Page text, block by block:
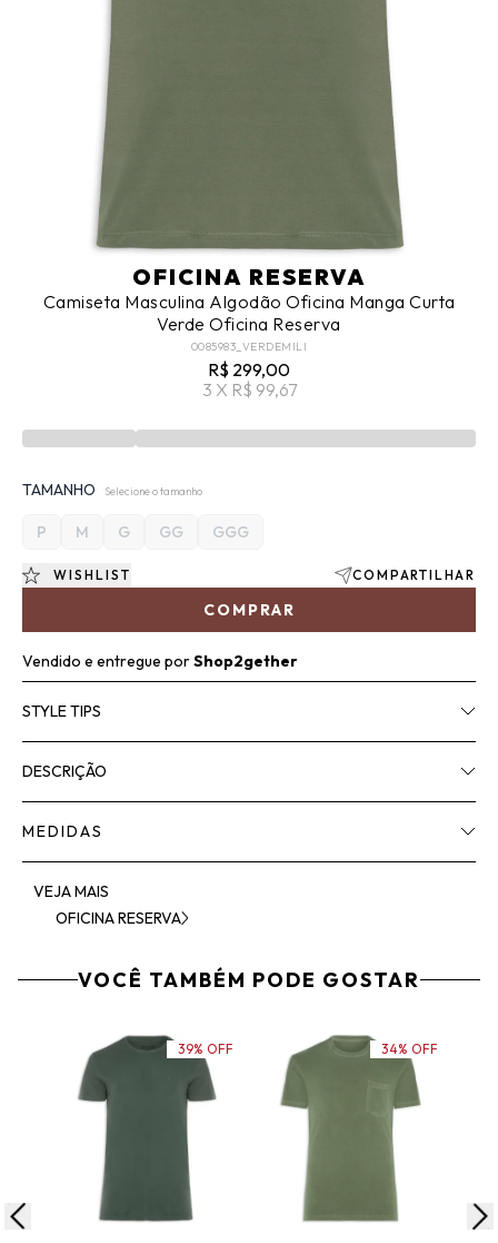
OFICINA RESERVA
Camiseta Masculina Algodão Oficina Manga Curta
Verde Oficina Reserva
0085983_VERDEMILI
R$ 299,00
3 X R$ 99,67
TAMANHO Selecione o tamanho
P M G GG GGG
COMPRAR
WISHLIST COMPARTILHAR
Vendido e entregue porShop2gether
STYLE TIPS
DESCRIÇÃO
MEDIDAS
VEJA MAIS
OFICINA RESERVA
VOCÊ TAMBÉM PODE GOSTAR
ADICIONAR AO CARRINHO
39% OFF
ADICIONAR AO CARRINHO
34% OFF